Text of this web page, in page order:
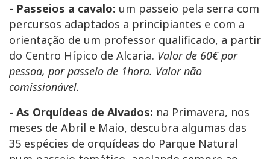
- Passeios a cavalo: um passeio pela serra com
percursos adaptados a principiantes e com a
orientação de um professor qualificado, a partir
do Centro Hípico de Alcaria. Valor de 60€ por
pessoa, por passeio de 1hora. Valor não
comissionável.
- As Orquídeas de Alvados: na Primavera, nos
meses de Abril e Maio, descubra algumas das
35 espécies de orquídeas do Parque Natural